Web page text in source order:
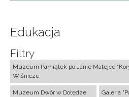
Edukacja
Filtry
Muzeum Pamiątek po Janie Matejce
Wiśniczu
Muzeum Dwór w Dołędze Galeria